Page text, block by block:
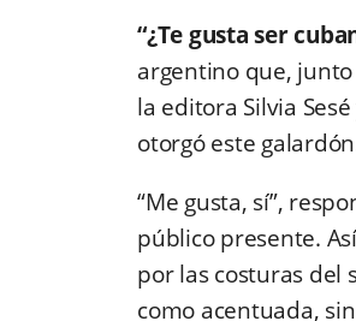
“¿Te gusta ser
argentino que,
la editora Silvia
otorgó este
“Me gusta, sí”,
público presente.
por las costuras del
como acentuada,